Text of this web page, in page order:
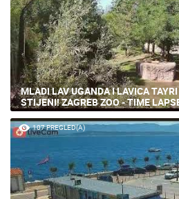
MLADI LAV UGANDA I LAVICA
STIJENI! ZAGREB ZOO - TIME
107 PREGLED(A)